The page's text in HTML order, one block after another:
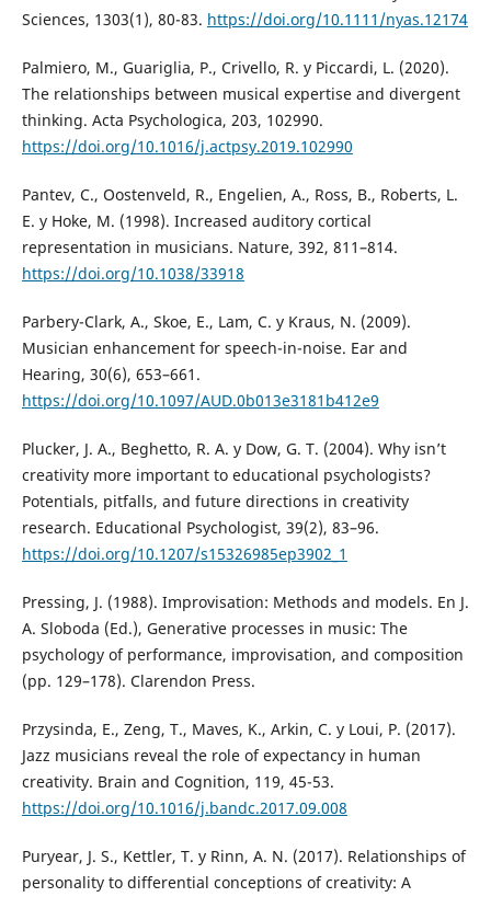
Sciences, 1303(1), 80-83. https://doi.org/10.1111/nyas.12174
Palmiero, M., Guariglia, P., Crivello, R. y Piccardi, L. (2020).
The relationships between musical expertise and divergent
thinking. Acta Psychologica, 203, 102990.
https://doi.org/10.1016/j.actpsy.2019.102990
Pantev, C., Oostenveld, R., Engelien, A., Ross, B., Roberts, L.
E. y Hoke, M. (1998). Increased auditory cortical
representation in musicians. Nature, 392, 811–814.
https://doi.org/10.1038/33918
Parbery-Clark, A., Skoe, E., Lam, C. y Kraus, N. (2009).
Musician enhancement for speech-in-noise. Ear and
Hearing, 30(6), 653–661.
https://doi.org/10.1097/AUD.0b013e3181b412e9
Plucker, J. A., Beghetto, R. A. y Dow, G. T. (2004). Why isn’t
creativity more important to educational psychologists?
Potentials, pitfalls, and future directions in creativity
research. Educational Psychologist, 39(2), 83–96.
https://doi.org/10.1207/s15326985ep3902_1
Pressing, J. (1988). Improvisation: Methods and models. En J.
A. Sloboda (Ed.), Generative processes in music: The
psychology of performance, improvisation, and composition
(pp. 129–178). Clarendon Press.
Przysinda, E., Zeng, T., Maves, K., Arkin, C. y Loui, P. (2017).
Jazz musicians reveal the role of expectancy in human
creativity. Brain and Cognition, 119, 45-53.
https://doi.org/10.1016/j.bandc.2017.09.008
Puryear, J. S., Kettler, T. y Rinn, A. N. (2017). Relationships of
personality to differential conceptions of creativity: A